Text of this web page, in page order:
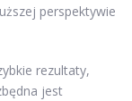
perspektywie
rezultaty,
jest